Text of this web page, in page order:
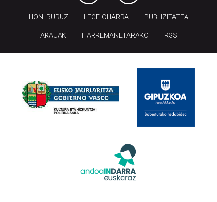
HONI BURUZ LEGE OHARRA PUBLIZITATEA
ARAUAK HARREMANETARAKO RSS